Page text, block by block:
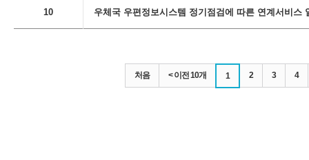
10 우체국 우편정보시스템 정기점검에 따른 연계서비스
처음 < 이전 10개 1 2 3 4